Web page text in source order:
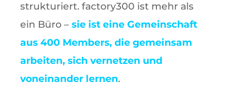
strukturiert. factory300 ist mehr als
ein Büro – sie ist eine Gemeinschaft
aus 400 Members, die gemeinsam
arbeiten, sich vernetzen und
voneinander lernen.